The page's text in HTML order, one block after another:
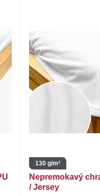
130 g/m²
Nepremokavý
/ Jersey